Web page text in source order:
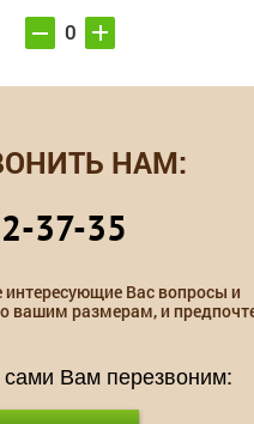
НАМ:
37-35
Вас вопросы и
вашим размерам, и
Вам перезвоним: